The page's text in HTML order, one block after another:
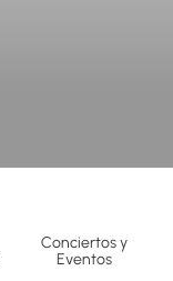
Conciertos y
Eventos